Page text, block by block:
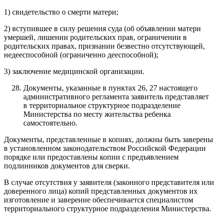
1) свидетельство о смерти матери;
2) вступившее в силу решения суда (об объявлении матери
умершей, лишении родительских прав, ограничении в
родительских правах, признании безвестно отсутствующей,
недееспособной (ограниченно дееспособной);
3) заключение медицинской организации.
Документы, указанные в пунктах 26, 27 настоящего
административного регламента заявитель представляет
в территориальное структурное подразделение
Министерства по месту жительства ребенка
самостоятельно.
Документы, представленные в копиях, должны быть заверены
в установленном законодательством Российской Федерации
порядке или предоставлены копии с предъявлением
подлинников документов для сверки.
В случае отсутствия у заявителя (законного представителя или
доверенного лица) копий представленных документов их
изготовление и заверение обеспечивается специалистом
территориального структурное подразделения Министерства.